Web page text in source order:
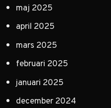
maj 2025
april 2025
mars 2025
februari 2025
januari 2025
december 2024